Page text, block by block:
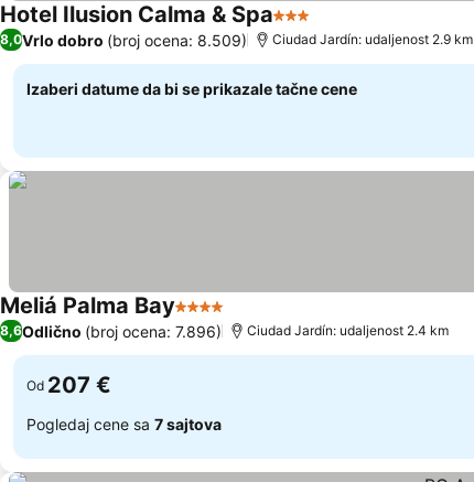
Hotel Ilusion Calma & Spa3 Zvezdice
8,0Vrlo dobro (broj ocena: 8.509) Ciudad Jardín: udaljenost 2.9 km
Izaberi datume da bi se prikazale tačne cene
Meliá Palma Bay4 Zvezdice
8,6Odlično (broj ocena: 7.896) Ciudad Jardín: udaljenost 2.4 km
Od 207 €
Pogledaj cene sa 7 sajtova